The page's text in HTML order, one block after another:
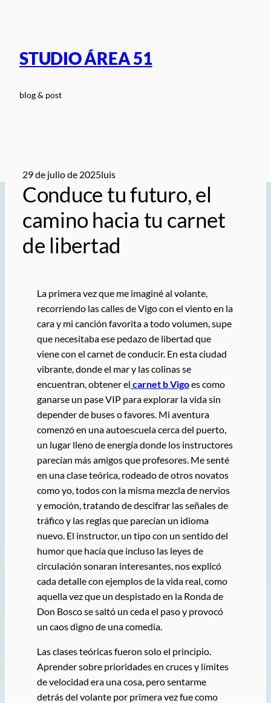
STUDIO ÁREA 51
blog & post
29 de julio de 2025luis
Conduce tu futuro, el
camino hacia tu carnet
de libertad
La primera vez que me imaginé al volante,
recorriendo las calles de Vigo con el viento en la
cara y mi canción favorita a todo volumen, supe
que necesitaba ese pedazo de libertad que
viene con el carnet de conducir. En esta ciudad
vibrante, donde el mar y las colinas se
encuentran, obtener el carnet b Vigoes como
ganarse un pase VIP para explorar la vida sin
depender de buses o favores. Mi aventura
comenzó en una autoescuela cerca del puerto,
un lugar lleno de energía donde los instructores
parecían más amigos que profesores. Me senté
en una clase teórica, rodeado de otros novatos
como yo, todos con la misma mezcla de nervios
y emoción, tratando de descifrar las señales de
tráfico y las reglas que parecían un idioma
nuevo. El instructor, un tipo con un sentido del
humor que hacía que incluso las leyes de
circulación sonaran interesantes, nos explicó
cada detalle con ejemplos de la vida real, como
aquella vez que un despistado en la Ronda de
Don Bosco se saltó un ceda el paso y provocó
un caos digno de una comedia.
Las clases teóricas fueron solo el principio.
Aprender sobre prioridades en cruces y límites
de velocidad era una cosa, pero sentarme
detrás del volante por primera vez fue como